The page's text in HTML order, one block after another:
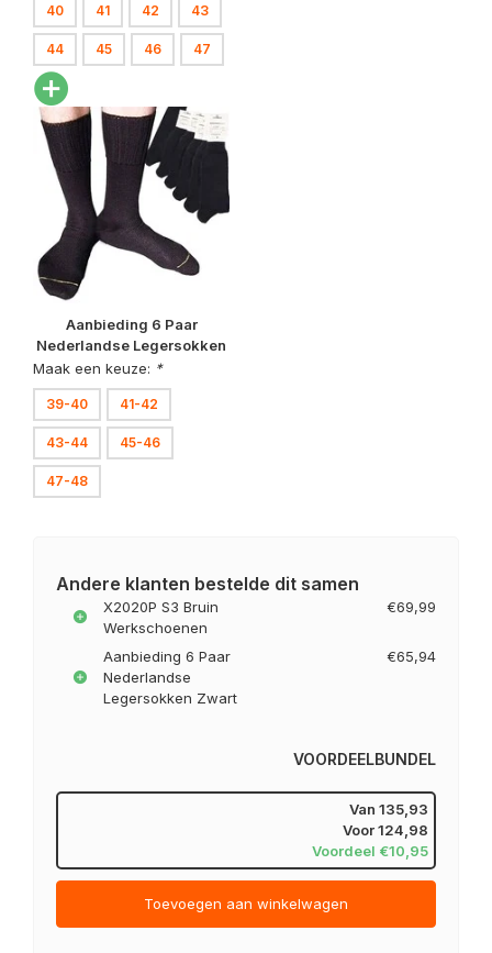
40 41 42 43
44 45 46 47
Aanbieding 6 Paar
Nederlandse Legersokken
Zwart
Maak een keuze: *
39-40 41-42
43-44 45-46
47-48
Andere klanten bestelde dit samen
X2020P S3 Bruin
Werkschoenen
€69,99
Aanbieding 6 Paar
Nederlandse
Legersokken Zwart
€65,94
VOORDEELBUNDEL
Van 135,93
Voor124,98
Voordeel €10,95
Toevoegen aan winkelwagen